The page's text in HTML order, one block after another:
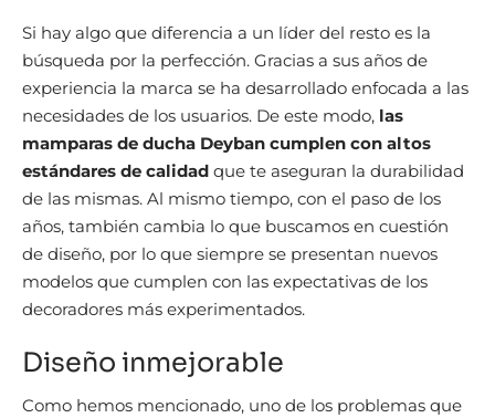
Si hay algo que diferencia a un líder del resto es la
búsqueda por la perfección. Gracias a sus años de
experiencia la marca se ha desarrollado enfocada a las
necesidades de los usuarios. De este modo, las
mamparas de ducha Deyban cumplen con altos
estándares de calidad que te aseguran la durabilidad
de las mismas. Al mismo tiempo, con el paso de los
años, también cambia lo que buscamos en cuestión
de diseño, por lo que siempre se presentan nuevos
modelos que cumplen con las expectativas de los
decoradores más experimentados.
Diseño inmejorable
Como hemos mencionado, uno de los problemas que